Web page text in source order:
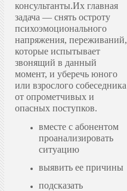
консультанты.Их главная
задача — снять остроту
психоэмоционального
напряжения, переживаний,
которые испытывает
звонящий в данный
момент, и уберечь юного
или взрослого собеседника
от опрометчивых и
опасных поступков.
вместе с абонентом
проанализировать
ситуацию
выявить ее причины
подсказать